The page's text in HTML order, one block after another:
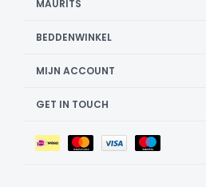
MAURITS
BEDDENWINKEL
MIJN ACCOUNT
GET IN TOUCH